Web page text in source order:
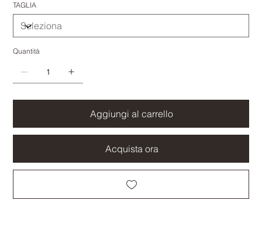
TAGLIA
Quantità
Aggiungi al carrello
Acquista ora